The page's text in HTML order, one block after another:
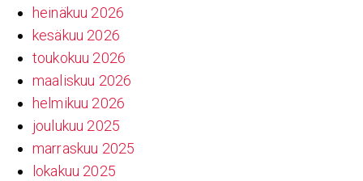
heinäkuu 2026
kesäkuu 2026
toukokuu 2026
maaliskuu 2026
helmikuu 2026
joulukuu 2025
marraskuu 2025
lokakuu 2025